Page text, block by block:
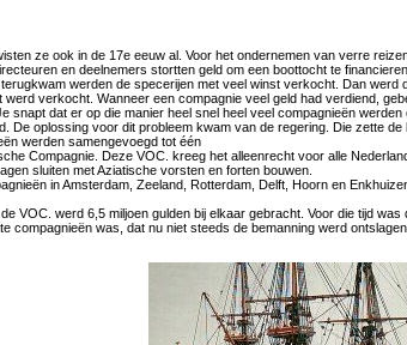
ze ook in de 17e eeuw al. Voor het ondernemen van verre
en deelnemers stortten geld om een boottocht te
werden de specerijen met veel winst verkocht. Dan werd
werd verkocht. Wanneer een compagnie veel geld had verdiend,
snapt dat er op die manier heel snel heel veel compagnieën
De oplossing voor dit probleem kwam van de regering. Die zette
werden samengevoegd tot één
Compagnie. Deze VOC. kreeg het alleenrecht voor alle
sluiten met Aziatische vorsten en forten bouwen.
in Amsterdam, Zeeland, Rotterdam, Delft, Hoorn en
VOC. werd 6,5 miljoen gulden bij elkaar gebracht. Voor die tijd
compagnieën was, dat nu niet steeds de bemanning werd